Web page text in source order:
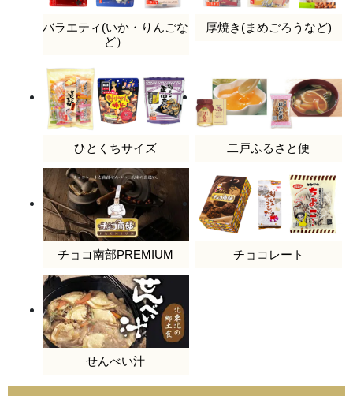
バラエティ(いか・りんごな
ど）
厚焼き(まめごろうなど)
ひとくちサイズ 二戸ふるさと便
チョコ南部PREMIUM チョコレート
せんべい汁